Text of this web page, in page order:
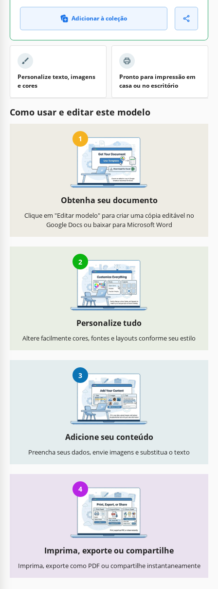
Adicionar à coleção
Personalize texto, imagens
e cores
Pronto para impressão em
casa ou no escritório
Como usar e editar este modelo
1
Obtenha seu documento
Clique em "Editar modelo" para criar uma cópia editável no
Google Docs ou baixar para Microsoft Word
2
Personalize tudo
Altere facilmente cores, fontes e layouts conforme seu estilo
3
Adicione seu conteúdo
Preencha seus dados, envie imagens e substitua o texto
4
Imprima, exporte ou compartilhe
Imprima, exporte como PDF ou compartilhe instantaneamente